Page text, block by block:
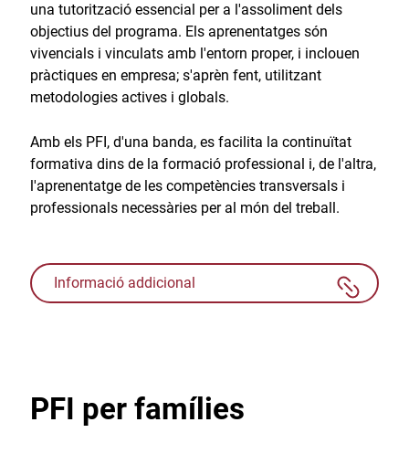
una tutorització essencial per a l'assoliment dels
objectius del programa. Els aprenentatges són
vivencials i vinculats amb l'entorn proper, i inclouen
pràctiques en empresa; s'aprèn fent, utilitzant
metodologies actives i globals.
Amb els PFI, d'una banda, es facilita la continuïtat
formativa dins de la formació professional i, de l'altra,
l'aprenentatge de les competències transversals i
professionals necessàries per al món del treball.
Informació addicional
PFI per famílies